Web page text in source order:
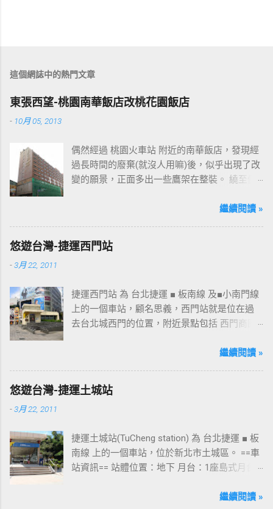
這個網誌中的熱門文章
東張西望-桃園南華飯店改桃花園飯店
- 10月 05, 2013
偶然經過 桃園火車站 附近的南華飯店，發現經
過長時間的廢棄(就沒人用嘛)後，似乎出現了改
變的願景，正面多出一些鷹架在整裝。 繞至側
桃園的民眾又有一個聚餐旅遊的好去處囉!!但今
趴走將持續為讀者們追蹤其動態消息，請各位
開始期待開幕日的來臨吧！ 南華飯店施工中現
繼續閱讀 »
悠遊台灣-捷運西門站
-3月 22, 2011
捷運西門站 為 台北捷運 ■ 板南線 及■小南門線
上的一個車站，顧名思義，西門站就是位在過
去台北城西門的位置，附近景點包括 西門商圈
圖中的六號出口，因位處 西門商圈 之入口，成
等候的標的物，也是是最容易堵塞的出口。 捷
運西門站六號出口&西門町商圈 板南線上車站 [
站 ] - [ 龍山寺站 ] - [ 西門站 ] - [ 台北車站 ] - [
善導寺站 ] - [ 忠孝新生站 ] - [ 忠孝復興站 ] - [
忠孝敦化站 ] - [ 國父紀念館站 ] - [ 市政府站
繼續閱讀 »
悠遊台灣-捷運土城站
-3月 22, 2011
捷運土城站(TuCheng station) 為 台北捷運 ■ 板
南線 上的一個車站，位於新北市土城區。 ==車
站資訊== 站體位置：地下 月台：1座島式月台
站 ] ---->往 板橋站 、 台北車站 、 南港展覽館
繼續閱讀 »